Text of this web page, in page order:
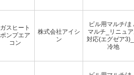
ガスヒート
ポンプエア
コン
株式会社アイシ
ン
ビル用マルチ/ま
マルチ_リニュ
対応(エグゼア
冷地